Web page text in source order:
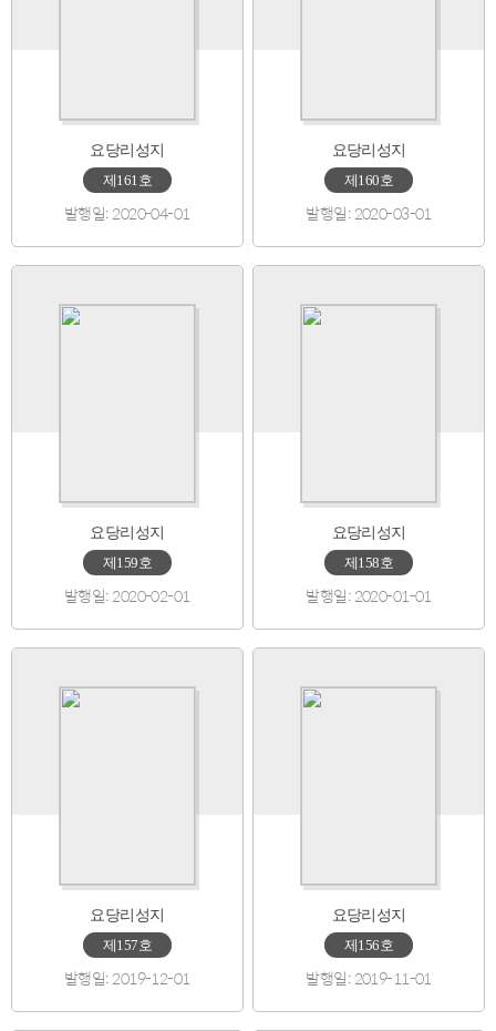
요당리성지
제161호
발행일: 2020-04-01
요당리성지
제160호
발행일: 2020-03-01
요당리성지
제159호
발행일: 2020-02-01
요당리성지
제158호
발행일: 2020-01-01
요당리성지
제157호
발행일: 2019-12-01
요당리성지
제156호
발행일: 2019-11-01